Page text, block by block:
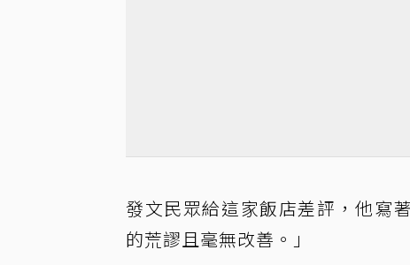
發文民眾給這家飯店差評，他寫
的荒謬且毫無改善。」